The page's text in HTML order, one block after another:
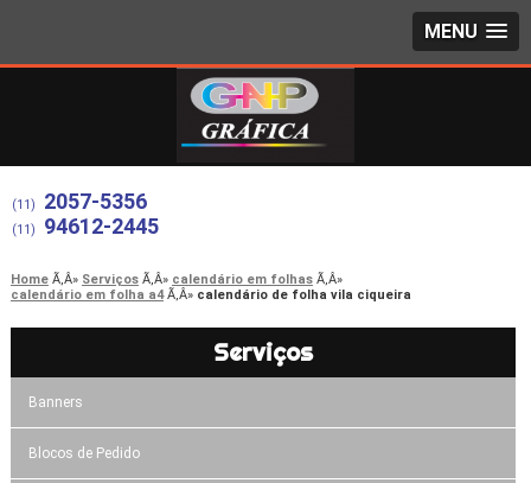
MENU
(11) 2057-5356
(11) 94612-2445
Home Serviços
calendário em folhas
calendário em folha a4
calendário de folha vila ciqueira
Serviços
Banners
Blocos de Pedido